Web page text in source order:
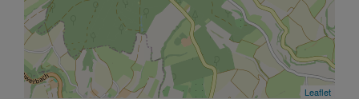
Leaflet
Leaflet